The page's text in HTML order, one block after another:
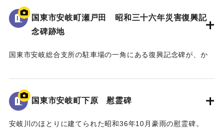
国東市安岐町瀬戸田 昭和三十六年災害復興記
念碑跡地
国東市安岐総合支所の駐車場の一角にある復興記念碑が、か
2009年2月に安岐総合支所に移転した。
南側には安岐町のメインストリートが通っており、昭和36年
の水害では大きな被害が生じた。
【出典：碑文、『安岐町史』】
国東市安岐町下原 慰霊碑
安岐川のほとりに建てられた昭和36年10月豪雨の慰霊碑。